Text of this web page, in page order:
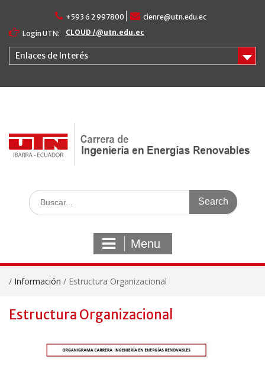
content
+593 6 2 997800
cienre@utn.edu.ec
Login UTN:
CLOUD /@utn.edu.ec
Enlaces de Interés
Search
for:
Menu
/ Información / Estructura Organizacional
Estructura Organizacional